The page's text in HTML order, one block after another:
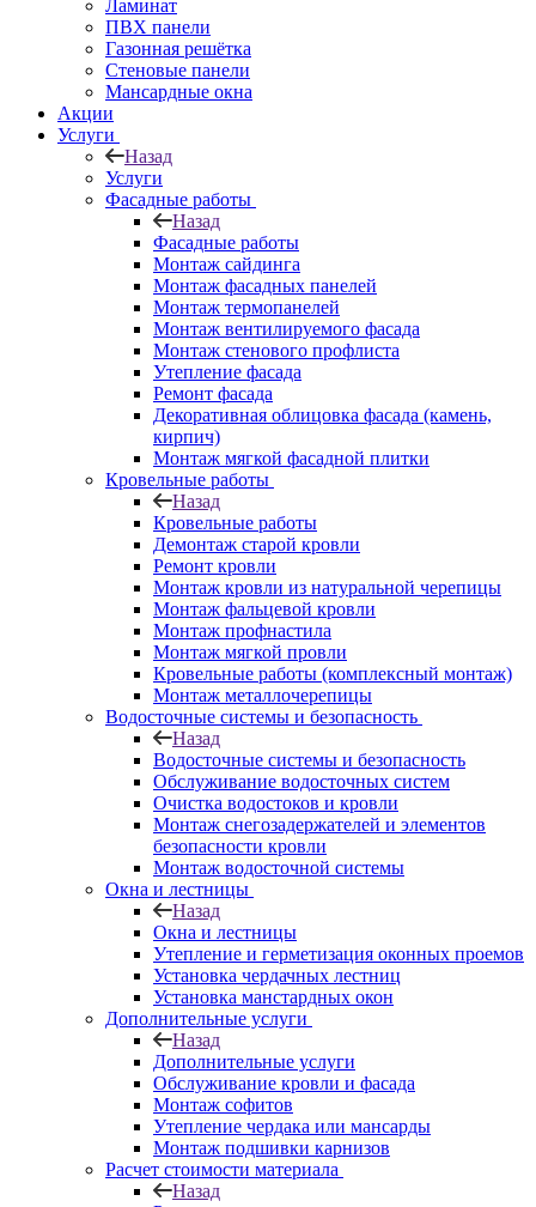
Ламинат
ПВХ панели
Газонная решётка
Стеновые панели
Мансардные окна
Акции
Услуги
Назад
Услуги
Фасадные работы
Назад
Фасадные работы
Монтаж сайдинга
Монтаж фасадных панелей
Монтаж термопанелей
Монтаж вентилируемого фасада
Монтаж стенового профлиста
Утепление фасада
Ремонт фасада
Декоративная облицовка фасада (камень,
кирпич)
Монтаж мягкой фасадной плитки
Кровельные работы
Назад
Кровельные работы
Демонтаж старой кровли
Ремонт кровли
Монтаж кровли из натуральной черепицы
Монтаж фальцевой кровли
Монтаж профнастила
Монтаж мягкой провли
Кровельные работы (комплексный монтаж)
Монтаж металлочерепицы
Водосточные системы и безопасность
Назад
Водосточные системы и безопасность
Обслуживание водосточных систем
Очистка водостоков и кровли
Монтаж снегозадержателей и элементов
безопасности кровли
Монтаж водосточной системы
Окна и лестницы
Назад
Окна и лестницы
Утепление и герметизация оконных проемов
Установка чердачных лестниц
Установка манстардных окон
Дополнительные услуги
Назад
Дополнительные услуги
Обслуживание кровли и фасада
Монтаж софитов
Утепление чердака или мансарды
Монтаж подшивки карнизов
Расчет стоимости материала
Назад